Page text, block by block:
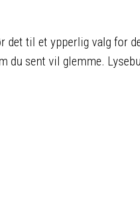
det til et ypperlig valg for
du sent vil glemme.